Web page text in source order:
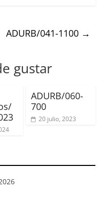
ADURB/041-1100 →
gustar
ADURB/060-
700
20 julio, 2023